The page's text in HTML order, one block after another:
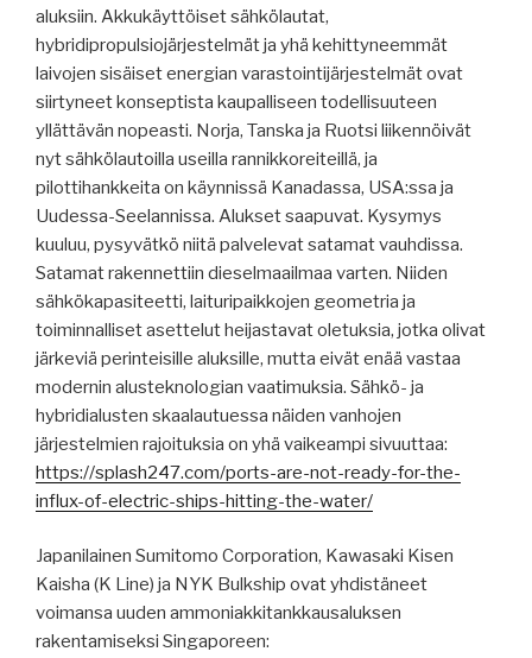
aluksiin. Akkukäyttöiset sähkölautat,
hybridipropulsiojärjestelmät ja yhä kehittyneemmät
laivojen sisäiset energian varastointijärjestelmät ovat
siirtyneet konseptista kaupalliseen todellisuuteen
yllättävän nopeasti. Norja, Tanska ja Ruotsi liikennöivät
nyt sähkölautoilla useilla rannikkoreiteillä, ja
pilottihankkeita on käynnissä Kanadassa, USA:ssa ja
Uudessa-Seelannissa. Alukset saapuvat. Kysymys
kuuluu, pysyvätkö niitä palvelevat satamat vauhdissa.
Satamat rakennettiin dieselmaailmaa varten. Niiden
sähkökapasiteetti, laituripaikkojen geometria ja
toiminnalliset asettelut heijastavat oletuksia, jotka olivat
järkeviä perinteisille aluksille, mutta eivät enää vastaa
modernin alusteknologian vaatimuksia. Sähkö- ja
hybridialusten skaalautuessa näiden vanhojen
järjestelmien rajoituksia on yhä vaikeampi sivuuttaa:
https://splash247.com/ports-are-not-ready-for-the-
influx-of-electric-ships-hitting-the-water/
Japanilainen Sumitomo Corporation, Kawasaki Kisen
Kaisha (K Line) ja NYK Bulkship ovat yhdistäneet
voimansa uuden ammoniakkitankkausaluksen
rakentamiseksi Singaporeen: